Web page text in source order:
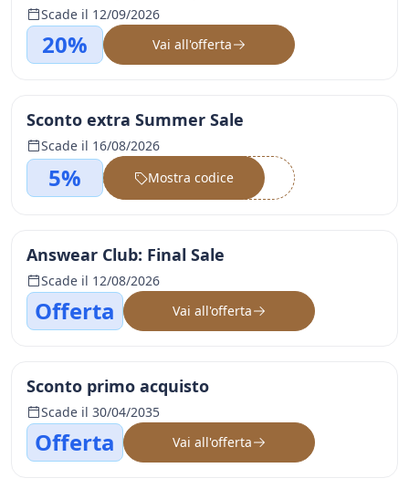
Scade il 12/09/2026
20% Vai all'offerta
Sconto extra Summer Sale
Scade il 16/08/2026
5% ••••••
Mostra codice
Answear Club: Final Sale
Scade il 12/08/2026
Offerta Vai all'offerta
Sconto primo acquisto
Scade il 30/04/2035
Offerta Vai all'offerta